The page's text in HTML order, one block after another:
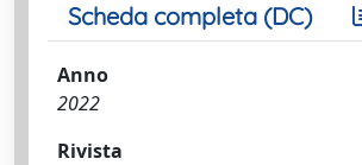
Scheda completa (DC)
Anno
2022
Rivista